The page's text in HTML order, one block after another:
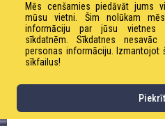
Liekuma rādiuss: 270 mm
Vakuums: 0,8 bāri
Mēs cenšamies piedāvāt jums
mūsu vietni. Šim nolūkam
informāciju par jūsu vietnes
sīkdatnēm. Sīkdatnes
personas informāciju. Izmantojot
sīkfailus!